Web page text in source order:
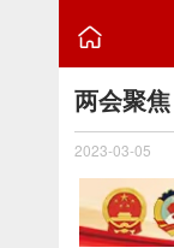

两会聚
2023-03-05